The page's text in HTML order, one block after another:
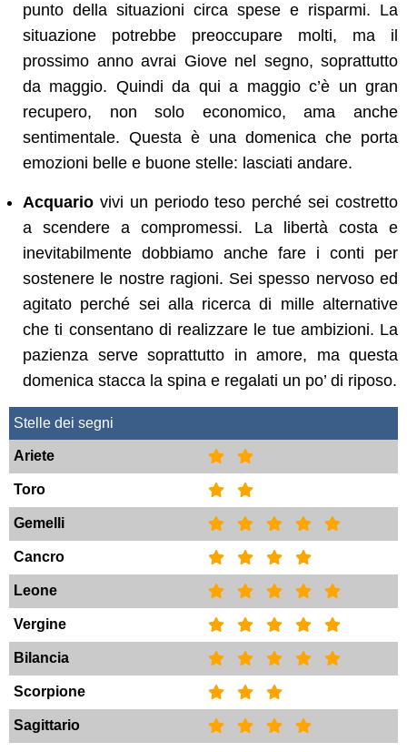
punto della situazioni circa spese e risparmi. La
situazione potrebbe preoccupare molti, ma il
prossimo anno avrai Giove nel segno, soprattutto
da maggio. Quindi da qui a maggio c’è un gran
recupero, non solo economico, ama anche
sentimentale. Questa è una domenica che porta
emozioni belle e buone stelle: lasciati andare.
Acquario vivi un periodo teso perché sei costretto
a scendere a compromessi. La libertà costa e
inevitabilmente dobbiamo anche fare i conti per
sostenere le nostre ragioni. Sei spesso nervoso ed
agitato perché sei alla ricerca di mille alternative
che ti consentano di realizzare le tue ambizioni. La
pazienza serve soprattutto in amore, ma questa
domenica stacca la spina e regalati un po’ di riposo.
Stelle dei segni
Ariete
Toro
Gemelli
Cancro
Leone
Vergine
Bilancia
Scorpione
Sagittario